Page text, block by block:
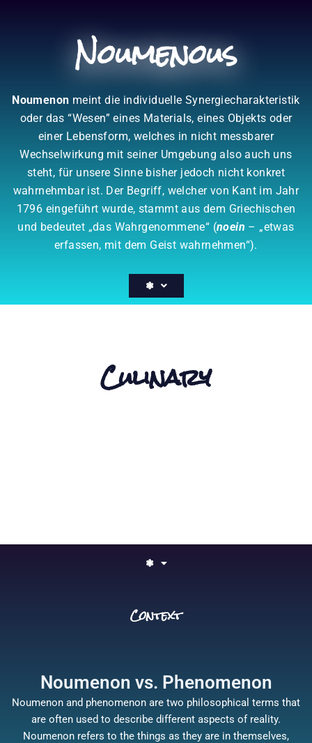
Noumenous
Noumenon meint die individuelle Synergiecharakteristik
oder das “Wesen” eines Materials, eines Objekts oder
einer Lebensform, welches in nicht messbarer
Wechselwirkung mit seiner Umgebung also auch uns
steht, für unsere Sinne bisher jedoch nicht konkret
wahrnehmbar ist. Der Begriff, welcher von Kant im Jahr
1796 eingeführt wurde, stammt aus dem Griechischen
und bedeutet „das Wahrgenommene“ (noein – „etwas
erfassen, mit dem Geist wahrnehmen“).
❃
Culinary
❃
Context
Noumenon vs. Phenomenon
Noumenon and phenomenon are two philosophical terms that
are often used to describe different aspects of reality.
Noumenon refers to the things as they are in themselves,